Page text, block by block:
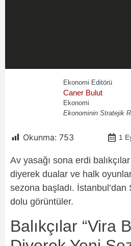
Ekonomi Editörü
Caner Bulut
Ekonomi
Ekonominin Stratejik
Okunma: 753 1
Av yasağı sona erdi
diyerek dualar ve halk
sezona başladı. İstanbul’dan
dolu görüntüler.
Balıkçılar “Vira